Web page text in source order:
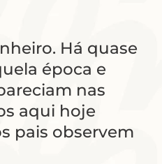
Há quase
época e
nas
aqui hoje
pais observem